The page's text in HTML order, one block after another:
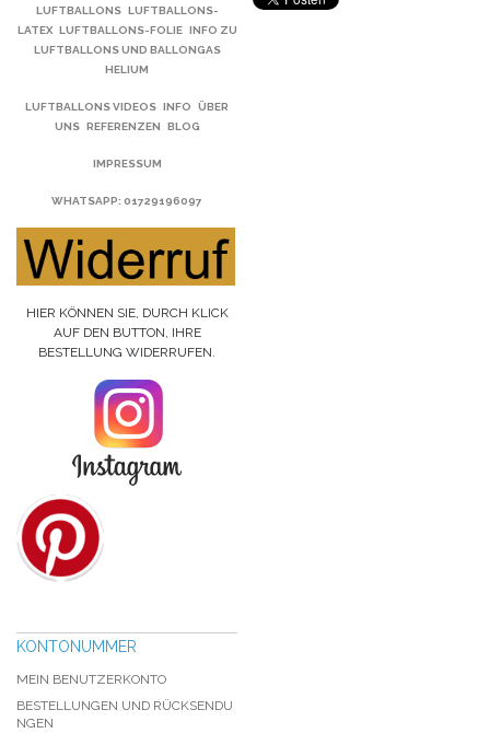
LUFTBALLONS
LUFTBALLONS-
LATEX
LUFTBALLONS-FOLIE
INFO ZU
LUFTBALLONS UND BALLONGAS
HELIUM
LUFTBALLONS VIDEOS INFO
ÜBER
UNS
REFERENZEN BLOG
IMPRESSUM
WHATSAPP: 01729196097
HIER KÖNNEN SIE, DURCH KLICK
AUF DEN BUTTON, IHRE
BESTELLUNG WIDERRUFEN.
KONTONUMMER
MEIN BENUTZERKONTO
BESTELLUNGEN UND RÜCKSENDU
NGEN